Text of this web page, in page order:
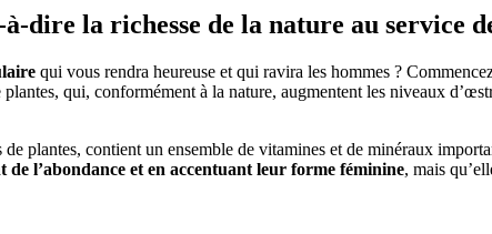
dire la richesse de la nature au service
qui vous rendra heureuse et qui ravira les hommes ?
qui, conformément à la nature, augmentent les niveaux
plantes, contient un ensemble de vitamines et de minéraux
de l’abondance et en accentuant leur forme féminine, mais